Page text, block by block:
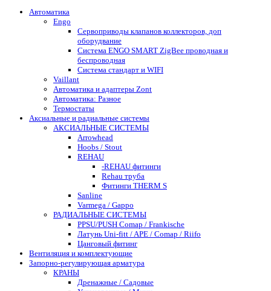
Автоматика
Engo
Сервоприводы клапанов коллекторов, доп
оборудвание
Система ENGO SMART ZigBee проводная и
беспроводная
Система стандарт и WIFI
Vaillant
Автоматика и адаптеры Zont
Автоматика: Разное
Термостаты
Аксиальные и радиальные системы
АКСИАЛЬНЫЕ СИСТЕМЫ
Arrowhead
Hoobs / Stout
REHAU
-REHAU фитинги
Rehau труба
Фитинги THERM S
Sanline
Varmega / Gappo
РАДИАЛЬНЫЕ СИСТЕМЫ
PPSU/PUSH Comap / Frankische
Латунь Uni-fitt / APE / Comap / Riifo
Цанговый фитинг
Вентиляция и комплектующие
Запорно-регулирующая арматура
КРАНЫ
Дренажные / Садовые